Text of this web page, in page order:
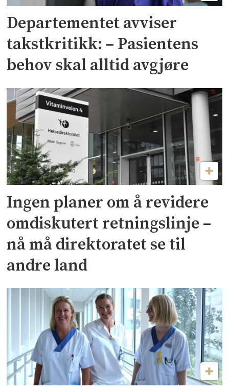
Departementet avviser
takstkritikk: – Pasientens
behov skal alltid avgjøre
Ingen planer om å revidere
omdiskutert retningslinje –
nå må direktoratet se til
andre land